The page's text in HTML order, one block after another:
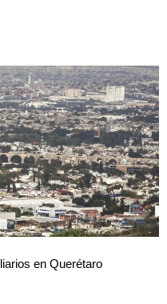
en Querétaro